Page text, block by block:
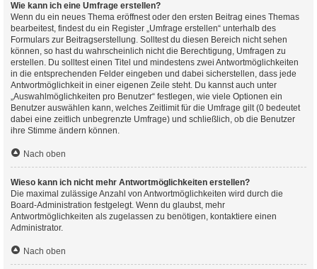
Wie kann ich eine Umfrage erstellen?
Wenn du ein neues Thema eröffnest oder den ersten Beitrag eines Themas
bearbeitest, findest du ein Register „Umfrage erstellen“ unterhalb des
Formulars zur Beitragserstellung. Solltest du diesen Bereich nicht sehen
können, so hast du wahrscheinlich nicht die Berechtigung, Umfragen zu
erstellen. Du solltest einen Titel und mindestens zwei Antwortmöglichkeiten
in die entsprechenden Felder eingeben und dabei sicherstellen, dass jede
Antwortmöglichkeit in einer eigenen Zeile steht. Du kannst auch unter
„Auswahlmöglichkeiten pro Benutzer“ festlegen, wie viele Optionen ein
Benutzer auswählen kann, welches Zeitlimit für die Umfrage gilt (0 bedeutet
dabei eine zeitlich unbegrenzte Umfrage) und schließlich, ob die Benutzer
ihre Stimme ändern können.
Nach oben
Wieso kann ich nicht mehr Antwortmöglichkeiten erstellen?
Die maximal zulässige Anzahl von Antwortmöglichkeiten wird durch die
Board-Administration festgelegt. Wenn du glaubst, mehr
Antwortmöglichkeiten als zugelassen zu benötigen, kontaktiere einen
Administrator.
Nach oben